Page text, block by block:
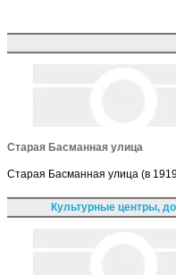
Старая Басманная улица
Старая Басманная улица (в
Культурные центры,